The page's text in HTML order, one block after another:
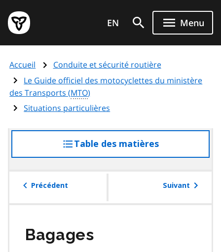
au
contenu
principal
Page
d'accueil
de
l'Ontario
EN Menu
Accueil
Conduite et sécurité routière
Le Guide officiel des motocyclettes du ministère
des Transports (MTO)
Situations particulières
Table des matières
à
table
Précédent Suivant
Bagages